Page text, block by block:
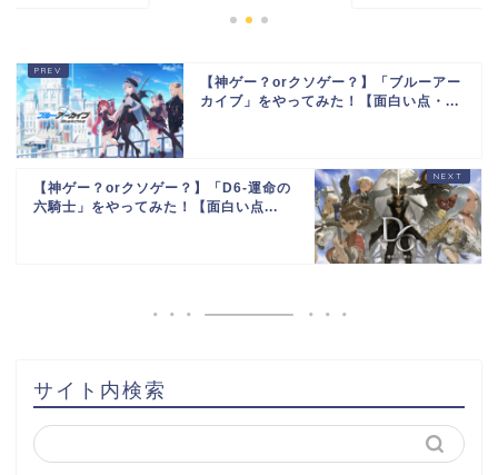
【神ゲー？orクソゲー？】「ブルーアー
カイブ」をやってみた！【面白い点・...
【神ゲー？orクソゲー？】「D6-運命の
六騎士」をやってみた！【面白い点...
サイト内検索